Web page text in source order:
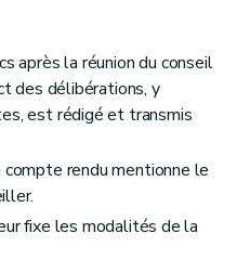
après la réunion du conseil
des délibérations, y
est rédigé et transmis
rendu mentionne le
fixe les modalités de la